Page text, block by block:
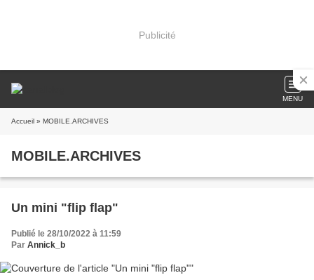
Publicité
MENU
Accueil » MOBILE.ARCHIVES
MOBILE.ARCHIVES
Un mini "flip flap"
Publié le 28/10/2022 à 11:59
Par Annick_b